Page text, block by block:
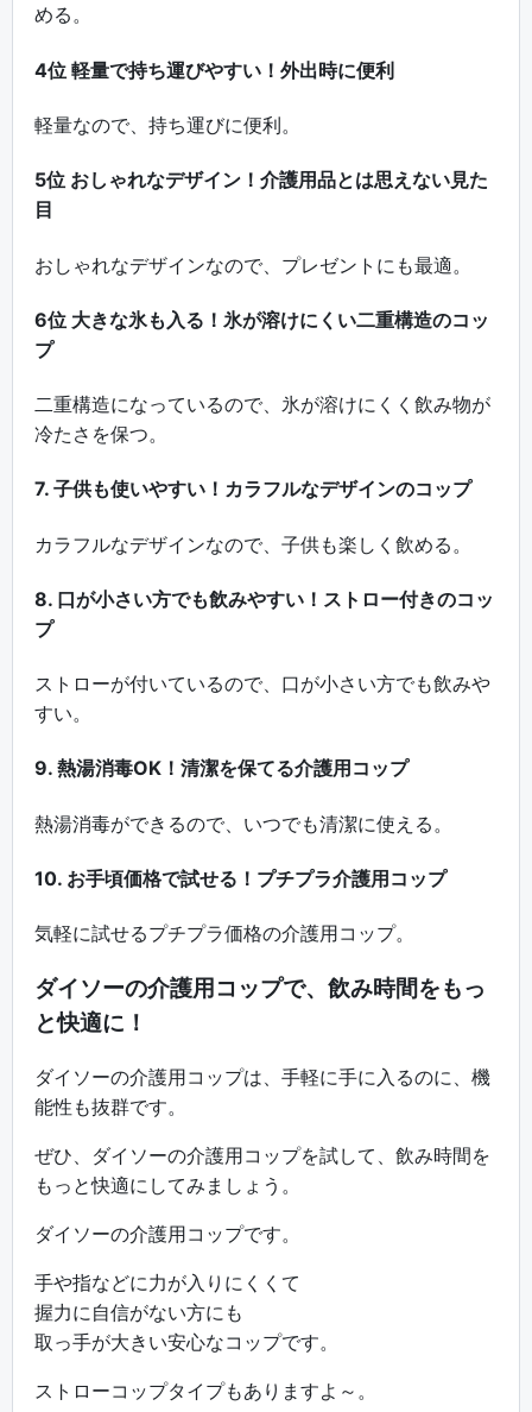
める。
4位 軽量で持ち運びやすい！外出時に便利
軽量なので、持ち運びに便利。
5位 おしゃれなデザイン！介護用品とは思えない見た
目
おしゃれなデザインなので、プレゼントにも最適。
6位 大きな氷も入る！氷が溶けにくい二重構造のコッ
プ
二重構造になっているので、氷が溶けにくく飲み物が
冷たさを保つ。
7. 子供も使いやすい！カラフルなデザインのコップ
カラフルなデザインなので、子供も楽しく飲める。
8. 口が小さい方でも飲みやすい！ストロー付きのコッ
プ
ストローが付いているので、口が小さい方でも飲みや
すい。
9. 熱湯消毒OK！清潔を保てる介護用コップ
熱湯消毒ができるので、いつでも清潔に使える。
10. お手頃価格で試せる！プチプラ介護用コップ
気軽に試せるプチプラ価格の介護用コップ。
ダイソーの介護用コップで、飲み時間をもっ
と快適に！
ダイソーの介護用コップは、手軽に手に入るのに、機
能性も抜群です。
ぜひ、ダイソーの介護用コップを試して、飲み時間を
もっと快適にしてみましょう。
ダイソーの介護用コップです。
手や指などに力が入りにくくて
握力に自信がない方にも
取っ手が大きい安心なコップです。
ストローコップタイプもありますよ～。